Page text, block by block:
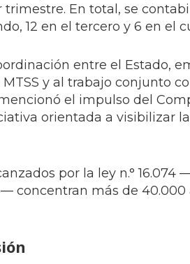
En total, se
12 en el tercero y 6 en el
entre el Estado,
y al trabajo conjunto
el impulso del
orientada a visibilizar
por la ley n.° 16.074
concentran más de 40.000